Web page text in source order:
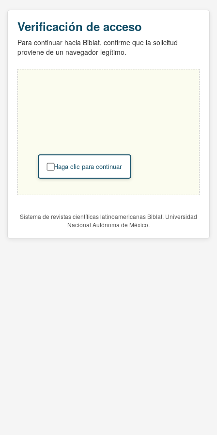
Verificación de acceso
Para continuar hacia Biblat, confirme que la solicitud
proviene de un navegador legítimo.
Haga clic para continuar
Sistema de revistas científicas latinoamericanas Biblat. Universidad
Nacional Autónoma de México.